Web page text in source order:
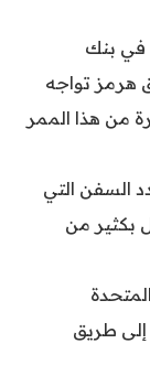
في بنك
هرمز تواجه
من هذا الممر
السفن التي
بكثير من
طريق